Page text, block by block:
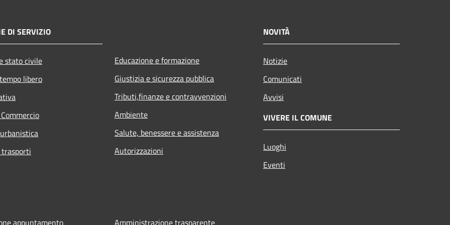
DI SERVIZIO
stato civile
libero
Educazione e formazione
Giustizia e sicurezza pubblica
Tributi,finanze e contravvenzioni
Ambiente
Salute, benessere e assistenza
Autorizzazioni
NOVITÀ
Notizie
Comunicati
Avvisi
VIVERE IL COMUNE
Luoghi
Eventi
appuntamento Amministrazione trasparente